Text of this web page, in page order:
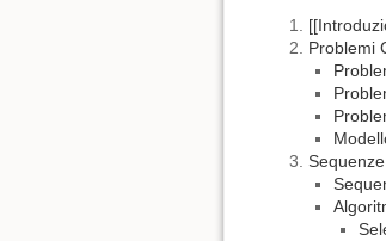
Problemi
Sequenze